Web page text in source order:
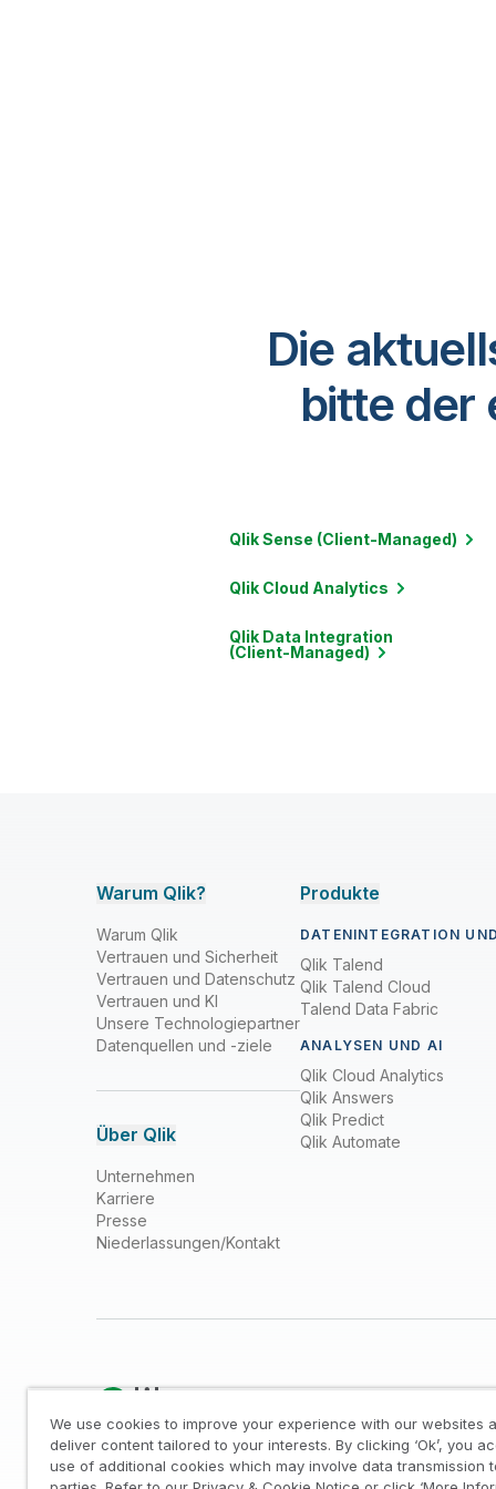
Logistik und Supply-Chain-
Die
bitte der
Qlik Sense (Client-Managed)
Qlik Cloud Analytics
Qlik Data Integration
(Client-Managed)
Warum Qlik?
Warum Qlik
Vertrauen und Sicherheit
Vertrauen und Datenschutz
Vertrauen und KI
Unsere Technologiepartner
Datenquellen und -ziele
Über Qlik
Unternehmen
Karriere
Presse
Niederlassungen/Kontakt
Produkte
DATENINTEGRATION
Qlik Talend
Qlik Talend Cloud
Talend Data Fabric
ANALYSEN UND AI
Qlik Cloud Analytics
Qlik Answers
Qlik Predict
Qlik Automate
Rechtliche Hinweise / Impressum / Datenschutz-
We use cookies to improve your experience with our websites
deliver content tailored to your interests. By clicking ‘Ok’, you
use of additional cookies which may involve data transmission